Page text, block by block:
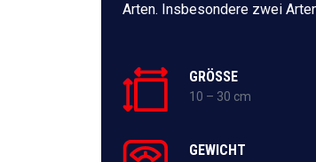
Arten. Insbesondere zwei
GRÖSSE
10 – 30 cm
GEWICHT